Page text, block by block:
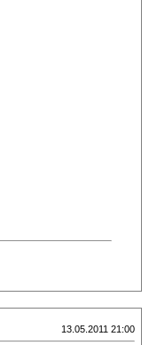
13.05.2011 21:00